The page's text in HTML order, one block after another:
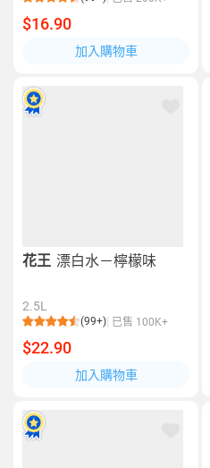
$16.90
加入購物車
花王 漂白水－檸檬味
2.5L
(99+) 已售 100K+
$22.90
加入購物車